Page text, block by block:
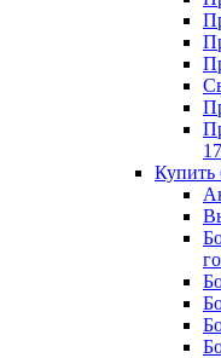
Купить